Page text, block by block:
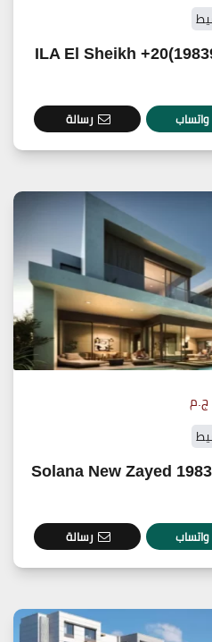
كمبوند ايلا الشيخ زايد (19839)20+ ILA El Sheikh
واتساب رسالة
ج.م
كمبوند سولانا نيو زايد 19839 Solana New Zayed
واتساب رسالة